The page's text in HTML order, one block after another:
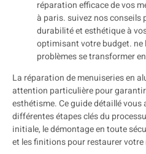
La réparation de menuiseries en
attention particulière pour
esthétisme. Ce guide détaillé vous
différentes étapes clés du
initiale, le démontage en toute
et les finitions pour restaurer